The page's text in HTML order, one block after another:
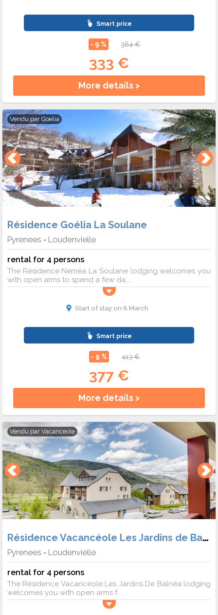
Smart price
- 9 % 364 €
333 €
More details >
Vendu par Goelia
Résidence Goélia La Soulane
Pyrenees - Loudenvielle
rental for 4 persons
The Résidence Néméa La Soulane lodging welcomes you
with open arms to spend a few da...
Start of stay on 6 March
Smart price
- 9 % 413 €
377 €
More details >
Vendu par Vacanceole
Résidence Vacancéole Les Jardins de Balnéa
Pyrenees - Loudenvielle
rental for 4 persons
The Résidence Vacancéole Les Jardins De Balnéa lodging
welcomes you with open arms f...